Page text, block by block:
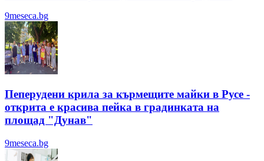
9meseca.bg
Пеперудени крила за кърмещите майки в Русе -
открита е красива пейка в градинката на
площад "Дунав"
9meseca.bg